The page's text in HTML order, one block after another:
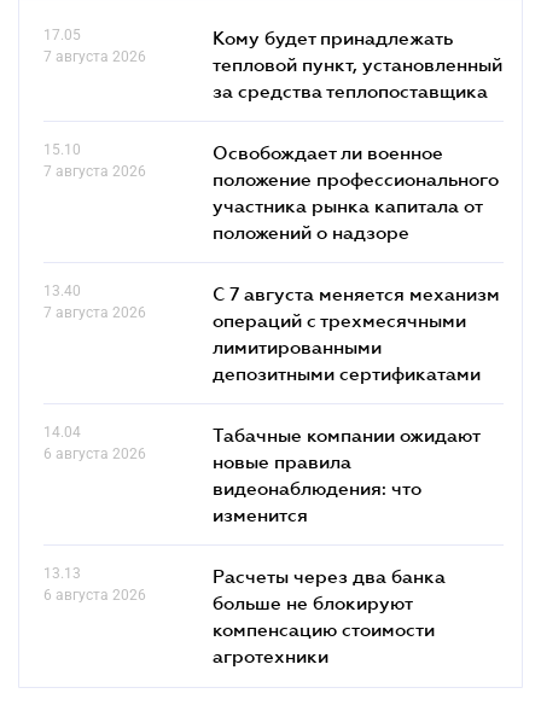
17.05
7 августа 2026
Кому будет принадлежать
тепловой пункт, установленный
за средства теплопоставщика
15.10
7 августа 2026
Освобождает ли военное
положение профессионального
участника рынка капитала от
положений о надзоре
13.40
7 августа 2026
С 7 августа меняется механизм
операций с трехмесячными
лимитированными
депозитными сертификатами
14.04
6 августа 2026
Табачные компании ожидают
новые правила
видеонаблюдения: что
изменится
13.13
6 августа 2026
Расчеты через два банка
больше не блокируют
компенсацию стоимости
агротехники